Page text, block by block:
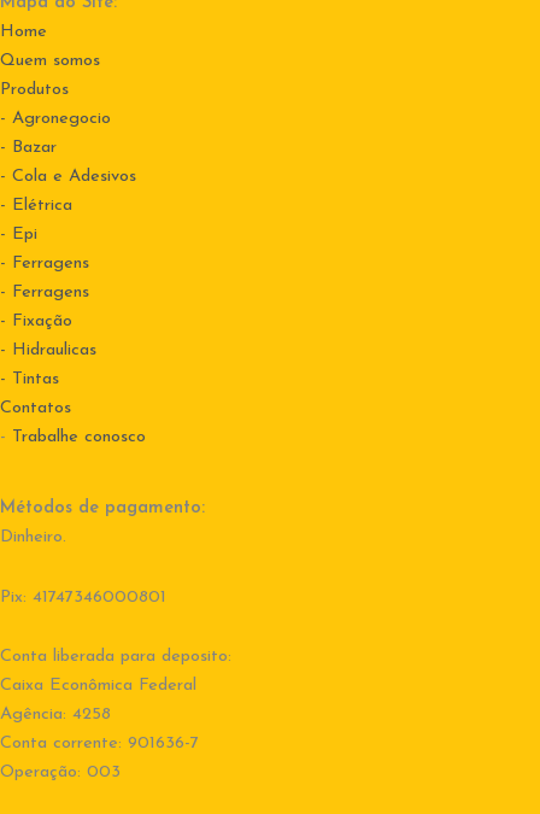
Home
Quem somos
Produtos
- Agronegocio
- Bazar
- Cola e Adesivos
- Elétrica
- Epi
- Ferragens
- Ferragens
- Fixação
- Hidraulicas
- Tintas
Contatos
- Trabalhe conosco
Métodos de pagamento:
Dinheiro.
Pix: 41747346000801
Conta liberada para deposito:
Caixa Econômica Federal
Agência: 4258
Conta corrente: 901636-7
Operação: 003